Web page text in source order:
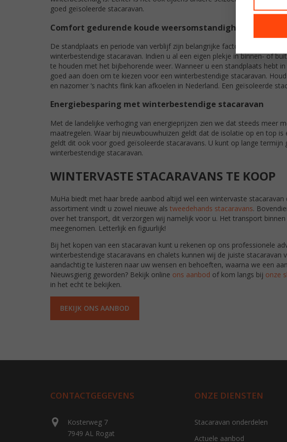
goed geïsoleerde stacaravan.
Comfort gedurende koude weersomstandigheden
De standplaats en periode van verblijf zijn belangrijke factoren voor het
winterbestendige stacaravan. Indien u al een eigen plekje in binnen- of
te houden met het bijbehorende weer. Wanneer u een standplaats hebt
goed aan doen om te kiezen voor een winterbestendige stacaravan.
en nazomer ‘s nachts flink kan afkoelen in Nederland. Een geïsoleerde
Energiebesparing met winterbestendige stacaravan
Met de landelijke verhoging van energieprijzen zien we dat steeds meer
maatregelen. Waar bij nieuwbouwhuizen geldt dat de isolatie op en top
geldt dit ook voor goed geïsoleerde stacaravans. U kunt op lange
winterbestendige stacaravan.
WINTERVASTE STACARAVANS TE KOOP
MuHa biedt met haar brede aanbod altijd wel een wintervaste
assortiment vindt u zowel nieuwe als tweedehands stacaravans.
over het transport, dit verzorgen wij namelijk voor u. Het transport
meegenomen. Letterlijk en figuurlijk!
Bij het kopen van een stacaravan kunt u rekenen op ons professionele
winterbestendige stacaravans en chalets kunnen wij de juiste
aandachtig te luisteren naar uw wensen en behoeften, waarna we een
Nieuwsgierig geworden? Bekijk online ons aanbod of kom langs bij onze
in het echt te bekijken.
BEKIJK ONS AANBOD
CONTACTGEGEVENS
Kosterweg 7
7949 AL Rogat
ONZE DIENSTEN
Stacaravan onderdelen
Actuele aanbod